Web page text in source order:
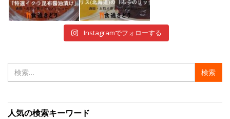
12月 29 12月 28
Instagramでフォローする
索:
人気の検索キーワード